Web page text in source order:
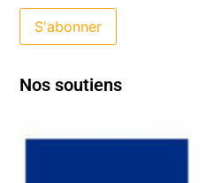
Nos soutiens